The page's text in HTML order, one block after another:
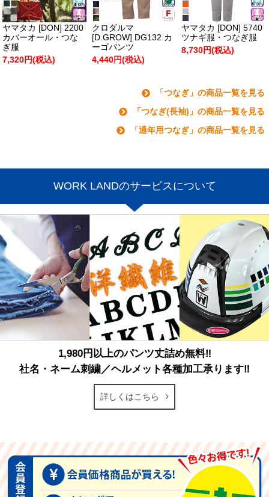
ヤマタカ [DON] 2200
カバーオール・つな
ぎ服
7,320円(税込)
クロダルマ
[D.GROW] DG132 カ
ーゴパンツ
4,440円(税込)
ヤマタカ [DON] 5740
ツナギ服・つなぎ服
8,730円(税込)
「つなぎ」の商品一覧を見る
「つなぎ(長袖)」の商品一覧を見る
「通年用つなぎ」の商品一覧を見る
WORK LANDのサービスについて
1,980円以上のパンツ丈詰め無料‼
社名・ネーム刺繍／ヘルメット各種加工承ります‼
詳しくはこちら